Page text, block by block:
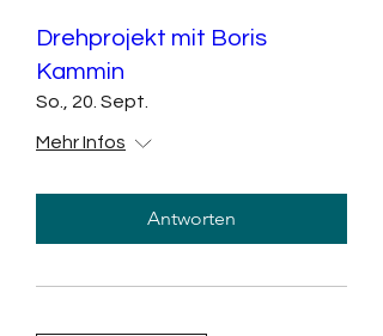
Drehprojekt mit Boris
Kammin
So., 20. Sept.
Mehr Infos
Antworten